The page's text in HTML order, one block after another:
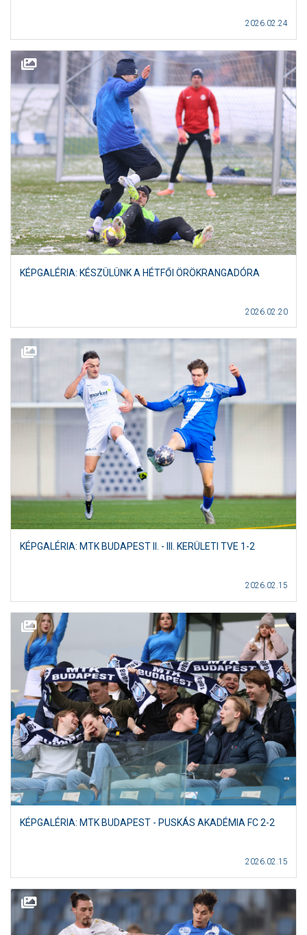
2026.02.24
KÉPGALÉRIA: KÉSZÜLÜNK A HÉTFŐI ÖRÖKRANGADÓRA
2026.02.20
KÉPGALÉRIA: MTK BUDAPEST II. - III. KERÜLETI TVE 1-2
2026.02.15
KÉPGALÉRIA: MTK BUDAPEST - PUSKÁS AKADÉMIA FC 2-2
2026.02.15